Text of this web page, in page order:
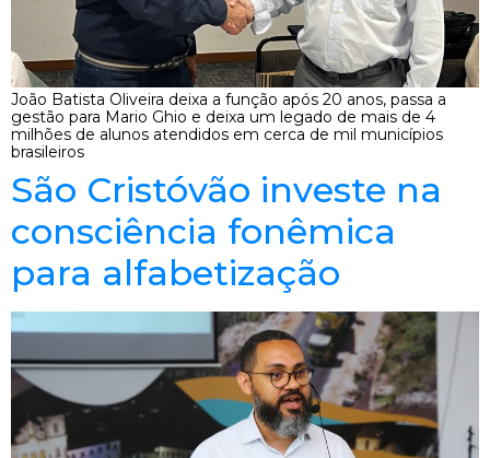
João Batista Oliveira deixa a função após 20 anos, passa a
gestão para Mario Ghio e deixa um legado de mais de 4
milhões de alunos atendidos em cerca de mil municípios
brasileiros
São Cristóvão investe na
consciência fonêmica
para alfabetização